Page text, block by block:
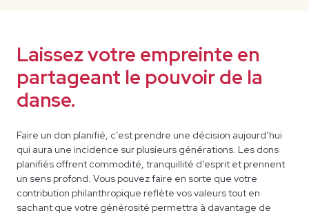
Laissez votre empreinte en
partageant le pouvoir de la
danse.
Faire un don planifié, c’est prendre une décision aujourd’hui
qui aura une incidence sur plusieurs générations. Les dons
planifiés offrent commodité, tranquillité d’esprit et prennent
un sens profond. Vous pouvez faire en sorte que votre
contribution philanthropique reflète vos valeurs tout en
sachant que votre générosité permettra à davantage de